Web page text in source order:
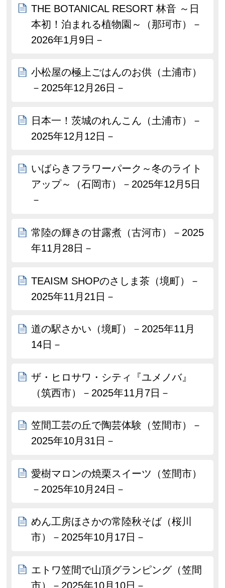
THE BOTANICAL RESORT 林音 ～日
本初！泊まれる植物園～（那珂市）－
2026年1月9日－
小松屋の極上ごはんのお供（土浦市）
－2025年12月26日－
日本一！茨城のれんこん（土浦市）－
2025年12月12日－
いばらきフラワーパーク～冬のライト
アップ～（石岡市）－2025年12月5日
－
常陸の輝きの甘露煮（古河市）－2025
年11月28日－
TEAISM SHOPのさしま茶（境町）－
2025年11月21日－
道の駅さかい（境町）－2025年11月
14日－
ザ・ヒロサワ・シティ『ユメノバ』
（筑西市）－2025年11月7日－
笠間工芸の丘で陶芸体験（笠間市）－
2025年10月31日－
愛樹マロンの焼栗スイーツ（笠間市）
－2025年10月24日－
めん工房ほさかの常陸秋そば（桜川
市）－2025年10月17日－
エトワ笠間で山頂グランピング（笠間
市）－2025年10月10日－